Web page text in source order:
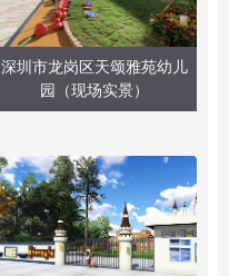
深圳市龙岗区天颂雅苑幼儿
园（现场实景）